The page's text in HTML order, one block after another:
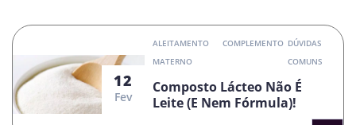
12
Fev
ALEITAMENTO
MATERNO
COMPLEMENTO DÚVIDAS
COMUNS
Composto Lácteo Não É
Leite (e Nem Fórmula)!